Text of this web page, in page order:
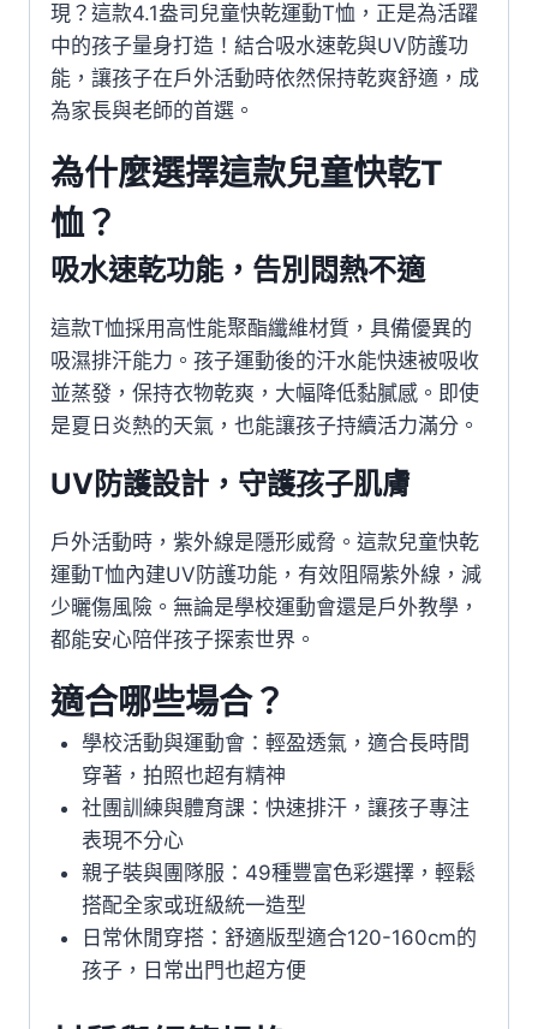
現？這款4.1盎司兒童快乾運動T恤，正是為活躍
中的孩子量身打造！結合吸水速乾與UV防護功
能，讓孩子在戶外活動時依然保持乾爽舒適，成
為家長與老師的首選。
為什麼選擇這款兒童快乾T
恤？
吸水速乾功能，告別悶熱不適
這款T恤採用高性能聚酯纖維材質，具備優異的
吸濕排汗能力。孩子運動後的汗水能快速被吸收
並蒸發，保持衣物乾爽，大幅降低黏膩感。即使
是夏日炎熱的天氣，也能讓孩子持續活力滿分。
UV防護設計，守護孩子肌膚
戶外活動時，紫外線是隱形威脅。這款兒童快乾
運動T恤內建UV防護功能，有效阻隔紫外線，減
少曬傷風險。無論是學校運動會還是戶外教學，
都能安心陪伴孩子探索世界。
適合哪些場合？
學校活動與運動會：輕盈透氣，適合長時間
穿著，拍照也超有精神
社團訓練與體育課：快速排汗，讓孩子專注
表現不分心
親子裝與團隊服：49種豐富色彩選擇，輕鬆
搭配全家或班級統一造型
日常休閒穿搭：舒適版型適合120-160cm的
孩子，日常出門也超方便